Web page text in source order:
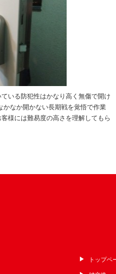
いる防犯性はかなり高く無傷で開け
かなか開かない長期戦を覚悟で作業
様には難易度の高さを理解してもら
トップペ